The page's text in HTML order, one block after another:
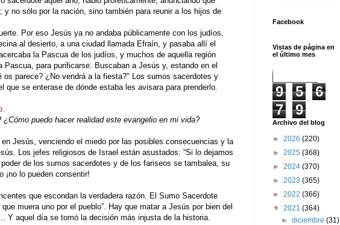
y no sólo por la nación, sino también para reunir a los hijos de
Por eso Jesús ya no andaba públicamente con los judíos,
al desierto, a una ciudad llamada Efraín, y pasaba allí el
la Pascua de los judíos, y muchos de aquella región
Pascua, para purificarse. Buscaban a Jesús y, estando en el
os parece? ¿No vendrá a la fiesta?" Los sumos sacerdotes y
que se enterase de dónde estaba les avisara para prenderlo.
puedo hacer realidad este evangelio en mi vida?
Jesús, venciendo el miedo por las posibles consecuencias y la
Los jefes religiosos de Israel están asustados: “Si lo dejamos
de los sumos sacerdotes y de los fariseos se tambalea, su
¡no lo pueden consentir!
que escondan la verdadera razón. El Sumo Sacerdote
muera uno por el pueblo”. Hay que matar a Jesús por bien del
Y aquel día se tomó la decisión más injusta de la historia.
Facebook
Vistas de página en
el último mes
9 5
6
7
9
Archivo del blog
► 2026 (220)
► 2025 (368)
► 2024 (370)
► 2023 (365)
► 2022 (366)
▼ 2021 (364)
►diciembre(31)